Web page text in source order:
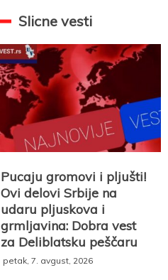
Slicne vesti
Pucaju gromovi i pljušti!
Ovi delovi Srbije na
udaru pljuskova i
grmljavina: Dobra vest
za Deliblatsku peščaru
petak, 7. avgust, 2026